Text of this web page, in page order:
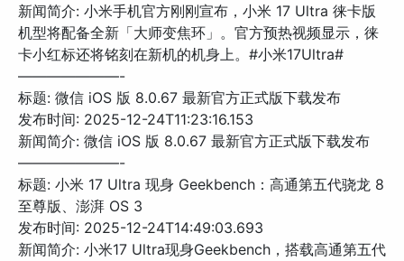
新闻简介: 小米手机官方刚刚宣布，小米 17 Ultra 徕卡版
机型将配备全新「大师变焦环」。官方预热视频显示，徕
卡小红标还将铭刻在新机的机身上。#小米17Ultra#
———————-
标题: 微信 iOS 版 8.0.67 最新官方正式版下载发布
发布时间: 2025-12-24T11:23:16.153
新闻简介: 微信 iOS 版 8.0.67 最新官方正式版下载发布
———————-
标题: 小米 17 Ultra 现身 Geekbench：高通第五代骁龙 8
至尊版、澎湃 OS 3
发布时间: 2025-12-24T14:49:03.693
新闻简介: 小米17 Ultra现身Geekbench，搭载高通第五代